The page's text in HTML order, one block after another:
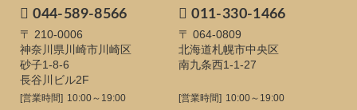
044-589-8566
〒 210-0006
神奈川県川崎市川崎区
砂子1-8-6
長谷川ビル2F
[営業時間] 10:00～19:00
011-330-1466
〒 064-0809
北海道札幌市中央区
南九条西1-1-27
[営業時間] 10:00～19:00